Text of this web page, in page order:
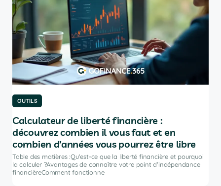
OUTILS
Calculateur de liberté financière :
découvrez combien il vous faut et en
combien d’années vous pourrez être libre
Table des matières :Qu'est-ce que la liberté financière et pourquoi
la calculer ?Avantages de connaître votre point d'indépendance
financièreComment fonctionne